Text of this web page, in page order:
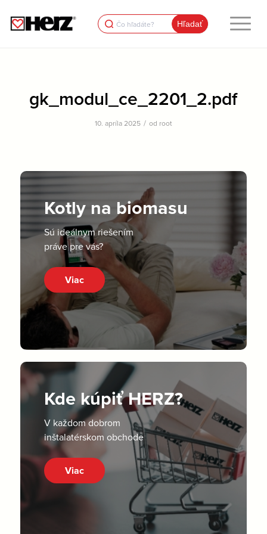
Search
for:
gk_modul_ce_2201_2.pdf
10. apríla 2025 / od root
Kotly na biomasu
Sú ideálnym riešením
práve pre vás?
Viac
Kde kúpiť HERZ?
V každom dobrom
inštalatérskom obchode
Viac